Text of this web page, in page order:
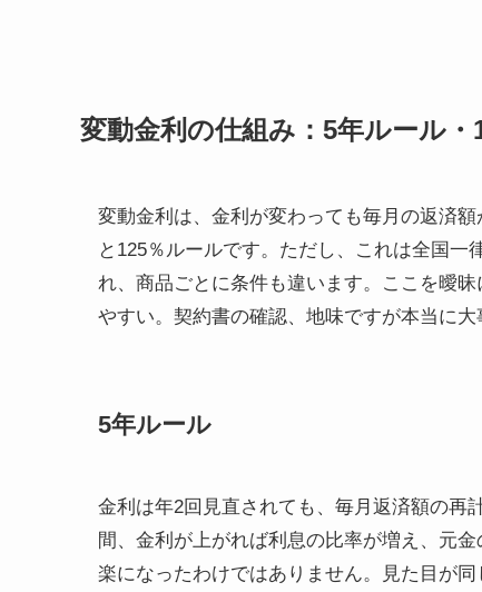
変動金利の仕組み：5年ルール
変動金利は、金利が変わっても毎月の返済
と125％ルールです。ただし、これは全国
れ、商品ごとに条件も違います。ここを曖
やすい。契約書の確認、地味ですが本当に大
5年ルール
金利は年2回見直されても、毎月返済額の再
間、金利が上がれば利息の比率が増え、元
楽になったわけではありません。見た目が